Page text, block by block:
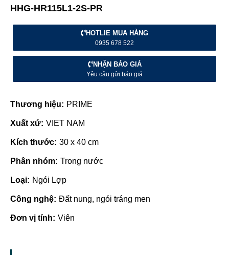
HHG-HR115L1-2S-PR
HOTLIE MUA HÀNG
0935 678 522
NHẬN BÁO GIÁ
Yêu cầu gửi báo giá
Thương hiệu: PRIME
Xuất xứ: VIET NAM
Kích thước: 30 x 40 cm
Phân nhóm: Trong nước
Loại: Ngói Lợp
Công nghệ: Đất nung, ngói tráng men
Đơn vị tính: Viên